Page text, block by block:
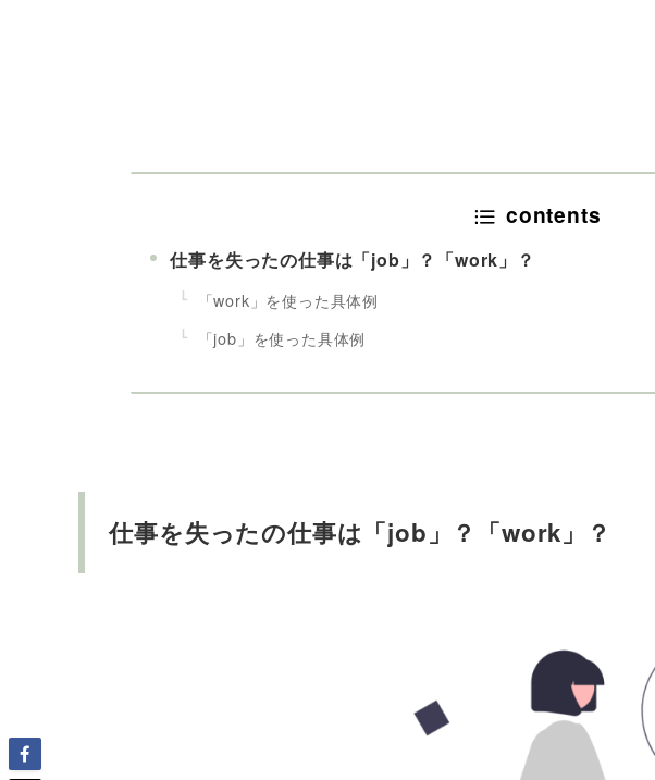
contents
仕事を失ったの仕事は「job」？「work」？
「work」を使った具体例
「job」を使った具体例
仕事を失ったの仕事は「job」？「work」？